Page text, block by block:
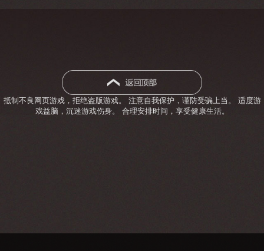
抵制不良网页游戏，拒绝盗版游戏。 注意自我保护，谨防受骗上当。 适度游
戏益脑，沉迷游戏伤身。 合理安排时间，享受健康生活。